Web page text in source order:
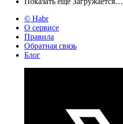
© Habr
О сервисе
Правила
Обратная связь
Блог